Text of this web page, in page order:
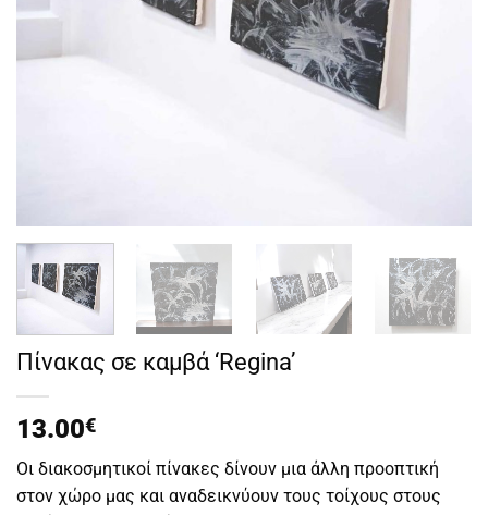
Πίνακας σε καμβά ‘Regina’
13.00€
Οι διακοσμητικοί πίνακες δίνουν μια άλλη προοπτική
στον χώρο μας και αναδεικνύουν τους τοίχους στους